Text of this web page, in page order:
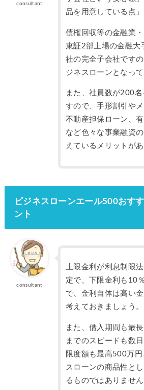
consultant
品を用意している点」
債権回収等の金融業
東証2部上場の金融大
社の完全子会社です
ジネスローンとなって
また、社員数が200
すので、手形割引や
不動産担保ローン、
など色々な事業融資
えているメリットがあ
ビジネスローンエール500おす
ント
consultant
上限金利が利息制限
定で、下限金利も10
で、金利自体は高い
考えておきましょう。
また、借入期間も最
までのスピードも数
限度額も最高500万
スローンの商品性と
るものではありません